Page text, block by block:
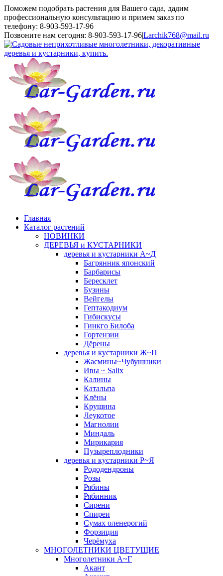
Поможем подобрать растения для Вашего сада, дадим
профессиональную консультацию и примем заказ по
телефону: 8-903-593-17-96
Toggle
SlidingBar
Area
Позвоните нам сегодня: 8-903-593-17-96|Larchik768@mail.ru
Главная
Каталог растений
НОВИНКИ
ДЕРЕВЬЯ и КУСТАРНИКИ
деревья и кустарники А~Д
Багрянник японский
Барбарисы
Бересклет
Бузины
Вейгелы
Гептакодиум
Гибискусы
Гинкго Билоба
Гортензии
Дёрены
деревья и кустарники Ж~П
Жасмины~Чубушники
Ивы ~ Salix
Калины
Катальпа
Клёны
Крушина
Леукотое
Магнолии
Миндаль
Мирикария
Пузыреплодники
деревья и кустарники Р~Я
Рододендроны
Розы
Рябины
Рябинник
Сирени
Спиреи
Сумах оленерогий
Форзиция
Черёмуха
МНОГОЛЕТНИКИ ЦВЕТУЩИЕ
Многолетники А~Г
Акант